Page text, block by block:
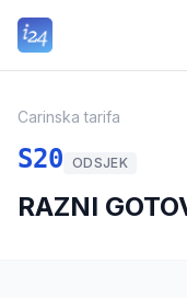
Carinska tarifa
S20 ODSJEK
RAZNI